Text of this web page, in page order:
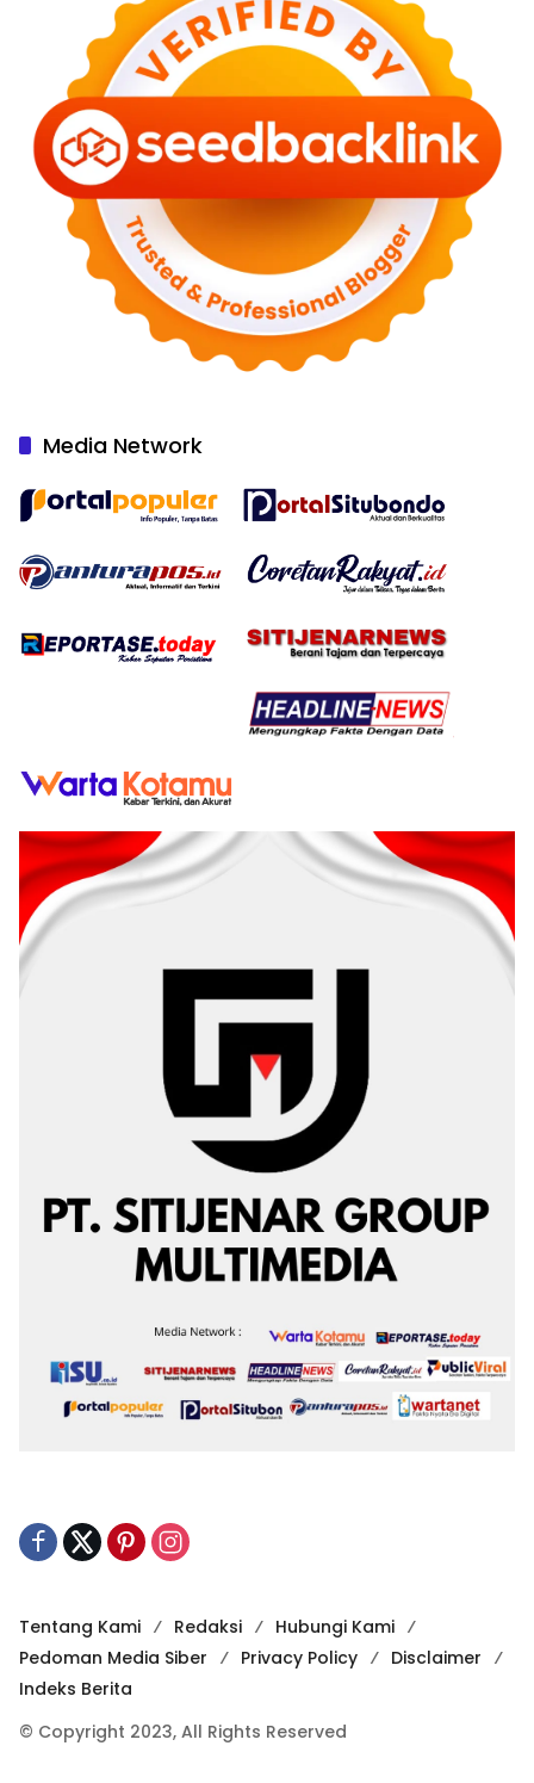
Media Network
Tentang Kami Redaksi
Hubungi Kami
Pedoman Media Siber
Privacy Policy
Disclaimer
Indeks Berita
© Copyright 2023, All Rights Reserved